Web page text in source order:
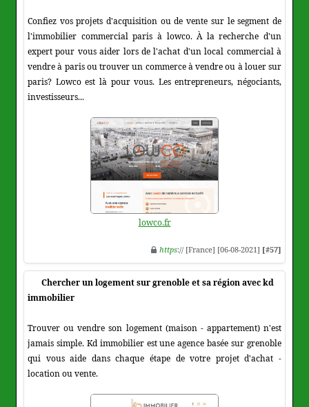
Confiez vos projets d'acquisition ou de vente sur le segment de
l'immobilier commercial paris à lowco. À la recherche d'un
expert pour vous aider lors de l'achat d'un local commercial à
vendre à paris ou trouver un commerce à vendre ou à louer sur
paris? Lowco est là pour vous. Les entrepreneurs, négociants,
investisseurs...
lowco.fr
https:// [France] [06-08-2021] [#57]
Chercher un logement sur grenoble et sa région avec kd
immobilier
Trouver ou vendre son logement (maison - appartement) n'est
jamais simple. Kd immobilier est une agence basée sur grenoble
qui vous aide dans chaque étape de votre projet d'achat -
location ou vente.